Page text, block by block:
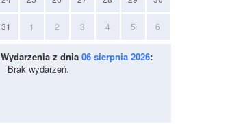
31 1 2 3 4 5 6
Wydarzenia z dnia 06 sierpnia 2026:
Brak wydarzeń.